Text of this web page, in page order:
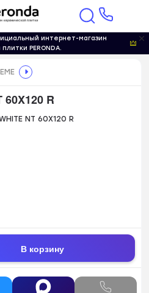
интернет-магазин
PERONDA.
60X120 R
В корзину